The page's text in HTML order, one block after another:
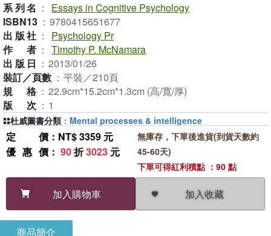
系列名 ：
Essays in Cognitive Psychology
ISBN13 ： 9780415651677
出版社 ：
Psychology Pr
作者 ： Timothy P. McNamara
出版日 ： 2013/01/26
裝訂／頁數 ： 平裝／210頁
規格 ： 22.9cm*15.2cm*1.3cm (高/寬/厚)
版次 ： 1
定價 ：NT$ 3359 元
優惠價 ： 90折3023 元
加入購物車 加入收藏
無庫存，下單後進貨(到貨天數約
45-60天)
下單可得紅利積點 ：90 點
杜威圖書分類 ： Mental processes & intelligence
商品簡介